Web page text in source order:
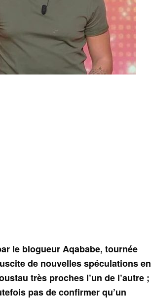
le blogueur Aqababe, tournée
de nouvelles spéculations en
très proches l’un de l’autre ;
pas de confirmer qu’un